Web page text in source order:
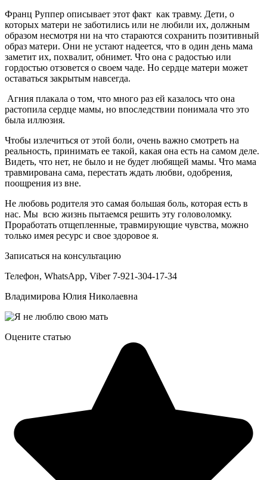
Франц Руппер описывает этот факт как травму. Дети, о
которых матери не заботились или не любили их, должным
образом несмотря ни на что стараются сохранить позитивный
образ матери. Они не устают надеется, что в один день мама
заметит их, похвалит, обнимет. Что она с радостью или
гордостью отзовется о своем чаде. Но сердце матери может
оставаться закрытым навсегда.
Агния плакала о том, что много раз ей казалось что она
растопила сердце мамы, но впоследствии понимала что это
была иллюзия.
Чтобы излечиться от этой боли, очень важно смотреть на
реальность, принимать ее такой, какая она есть на самом деле.
Видеть, что нет, не было и не будет любящей мамы. Что мама
травмирована сама, перестать ждать любви, одобрения,
поощрения из вне.
Не любовь родителя это самая большая боль, которая есть в
нас. Мы всю жизнь пытаемся решить эту головоломку.
Проработать отщепленные, травмирующие чувства, можно
только имея ресурс и свое здоровое я.
Записаться на консультацию
Телефон, WhatsApp, Viber7-921-304-17-34
Владимирова Юлия Николаевна
Оцените статью